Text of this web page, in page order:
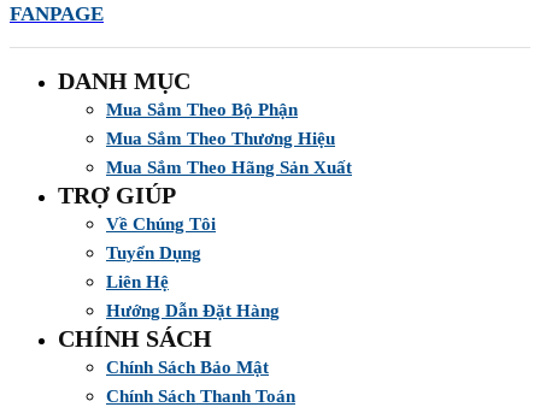
FANPAGE
DANH MỤC
Mua Sắm Theo Bộ Phận
Mua Sắm Theo Thương Hiệu
Mua Sắm Theo Hãng Sản Xuất
TRỢ GIÚP
Về Chúng Tôi
Tuyển Dụng
Liên Hệ
Hướng Dẫn Đặt Hàng
CHÍNH SÁCH
Chính Sách Bảo Mật
Chính Sách Thanh Toán